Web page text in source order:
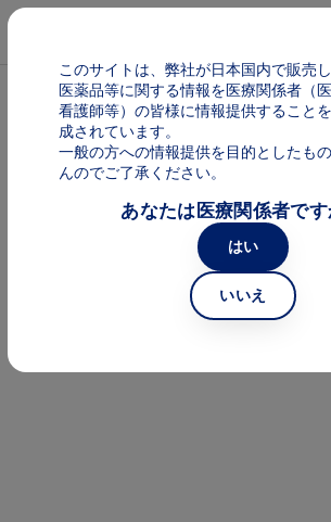
メインコン
パンくず
HEMATOCAPSULE メール配信サービス
血液疾患の診療を血液内
ックで。ベテラン医師“最
Image
このサイトは、弊社が日本国内で販売
医薬品等に関する情報を医療関係者（
看護師等）の皆様に情報提供すること
成されています。
一般の方への情報提供を目的としたも
んのでご了承ください。
あなたは医療関係者です
はい
いいえ